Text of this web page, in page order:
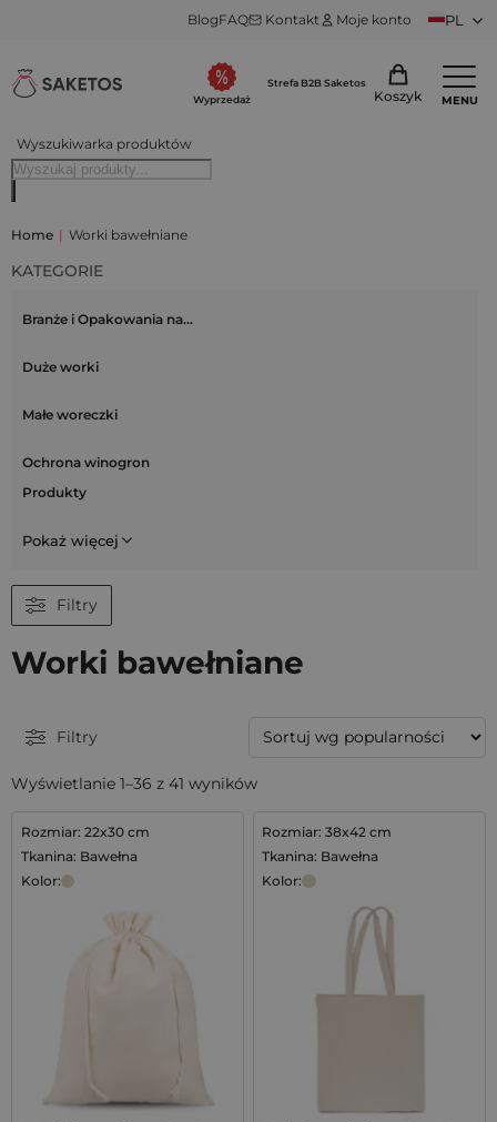
BlogFAQ Kontakt Moje konto PL
Wyszukiwarka produktów
Wyprzedaż
Strefa B2B Saketos
Koszyk MENU
Home | Worki bawełniane
KATEGORIE
Branże i Opakowania na…
Duże worki
Małe woreczki
Ochrona winogron
Produkty
Pokaż więcej
Filtry
Worki bawełniane
Filtry
Wyświetlanie 1–36 z 41 wyników
Rozmiar: 22x30 cm
Tkanina: Bawełna
Kolor:
Rozmiar: 38x42 cm
Tkanina: Bawełna
Kolor: